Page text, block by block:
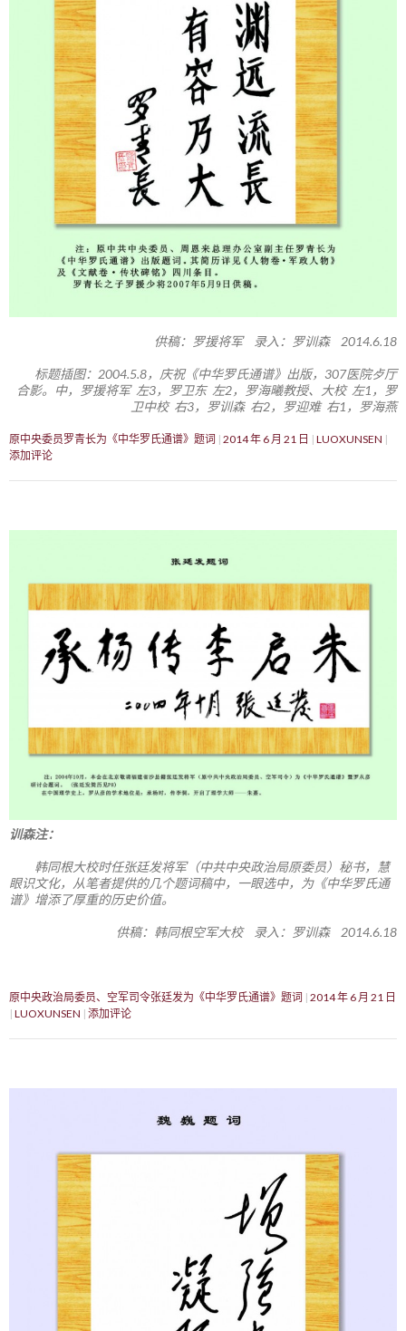
供稿：罗援将军 录入：罗训森 2014.6.18
标题插图：2004.5.8，庆祝《中华罗氏通谱》出版，307医院歺厅
合影。中，罗援将军 左3，罗卫东 左2，罗海曦教授、大校 左1，罗
卫中校 右3，罗训森 右2，罗迎难 右1，罗海燕
原中央委员罗青长为《中华罗氏通谱》题词 2014 年 6 月 21 日
LUOXUNSEN
添加评论
训森注：
韩同根大校时任张廷发将军（中共中央政治局原委员）秘书，慧
眼识文化，从笔者提供的几个题词稿中，一眼选中，为《中华罗氏通
谱》增添了厚重的历史价值。
供稿：韩同根空军大校 录入：罗训森 2014.6.18
原中央政治局委员、空军司令张廷发为《中华罗氏通谱》题词 2014 年 6 月 21 日
LUOXUNSEN 添加评论